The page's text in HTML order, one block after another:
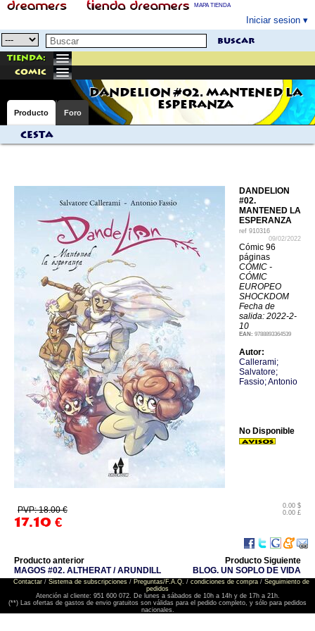
MAPA TIENDA
Iniciar sesion
buscar
Tienda:
comic
DANDELION #02. MANTENED LA
ESPERANZA
Producto Foro
Cesta
DANDELION
#02.
MANTENED LA
ESPERANZA
ref 910316
09/02/2022
Cómic 96
páginas
CÓMIC -
CÓMIC
EUROPEO
SHOCKDOM
Fecha de
salida: 2022-2-
10
EAN: 9788893364539
Autor:
Callerami;
Salvatore;
Fassio; Antonio
PVP: 18.00 €
17.10 €
0.00 $
0.00 £
No Disponible
Producto anterior
MAGOS #02. ALTHERAT / ARUNDILL
Producto Siguiente
BLOG. UN SOPLO DE VIDA
Contactar/ Sistema de subscripciones/ Preguntas/F.A.Q. / condiciones de compra/ Seguimiento de
pedidos
Atención al cliente: 951 600 072. De lunes a sábados de 10h a 14h y de 17h a 21h.
(**) Las ofertas de gastos de envio gratuitos son válidas para el pedido completo, y sólo para pedidos
nacionales.